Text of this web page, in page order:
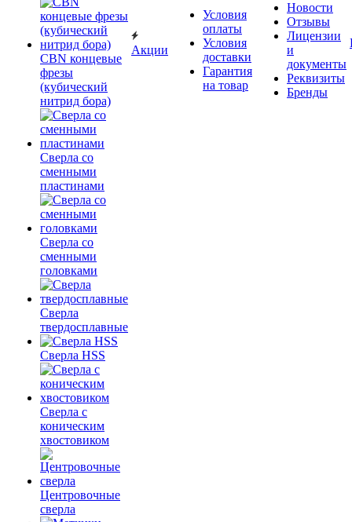
CBN концевые
фрезы
(кубический
нитрид бора)
Сверла со
сменными
пластинами
Сверла со
сменными
головками
Сверла
твердосплавные
Сверла HSS
Сверла с
коническим
хвостовиком
Центровочные
сверла
Акции
Условия
оплаты
Условия
доставки
Гарантия
на товар
Новости
Отзывы
Лицензии
и
документы
Реквизиты
Бренды